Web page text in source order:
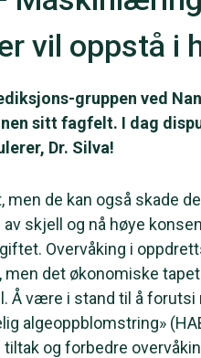
vil oppstå i
gruppen ved
sitt fagfelt. I dag
Dr. Silva!
de kan også skade
skjell og nå høye
Overvåking i
det økonomiske
Å være i stand til å forutsi
algeoppblomstring»
og forbedre